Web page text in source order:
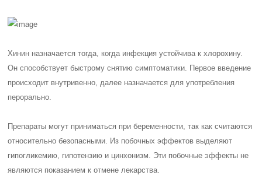
Хинин назначается тогда, когда инфекция устойчива к хлорохину.
Он способствует быстрому снятию симптоматики. Первое введение
происходит внутривенно, далее назначается для употребления
перорально.
Препараты могут приниматься при беременности, так как считаются
относительно безопасными. Из побочных эффектов выделяют
гипогликемию, гипотензию и цинхонизм. Эти побочные эффекты не
являются показанием к отмене лекарства.